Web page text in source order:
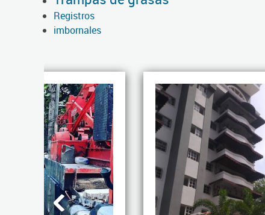
Registros
imbornales